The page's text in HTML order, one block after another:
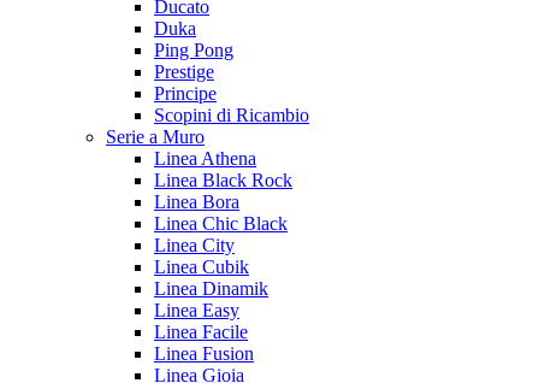
Ducato
Duka
Ping Pong
Prestige
Principe
Scopini di Ricambio
Serie a Muro
Linea Athena
Linea Black Rock
Linea Bora
Linea Chic Black
Linea City
Linea Cubik
Linea Dinamik
Linea Easy
Linea Facile
Linea Fusion
Linea Gioia